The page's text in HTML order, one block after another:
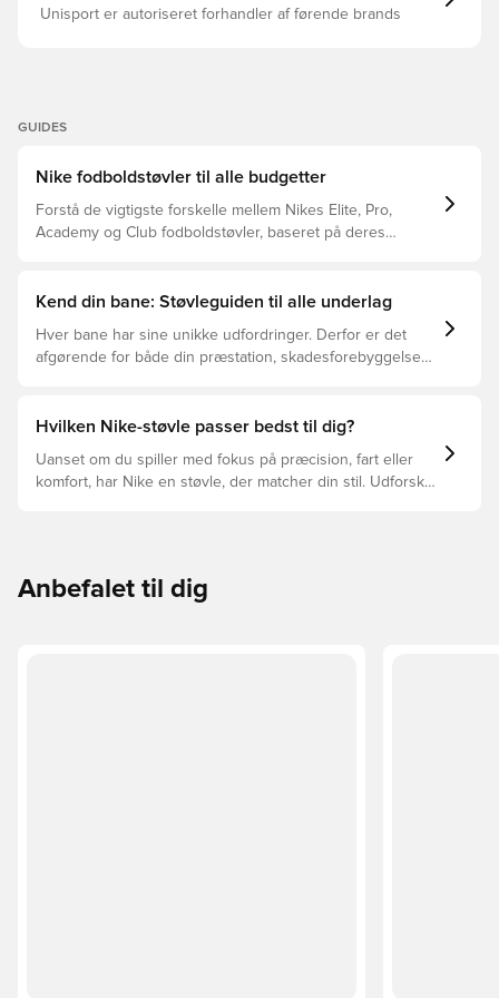
Unisport er autoriseret forhandler af førende brands
GUIDES
Nike fodboldstøvler til alle budgetter
Forstå de vigtigste forskelle mellem Nikes Elite, Pro,
Academy og Club fodboldstøvler, baseret på deres
Kend din bane: Støvleguiden til alle underlag
Hver bane har sine unikke udfordringer. Derfor er det
afgørende for både din præstation, skadesforebyggelse
støvler der er det bedste valg til de forskellige typer
Hvilken Nike-støvle passer bedst til dig?
Uanset om du spiller med fokus på præcision, fart eller
komfort, har Nike en støvle, der matcher din stil. Udforsk
Anbefalet til dig